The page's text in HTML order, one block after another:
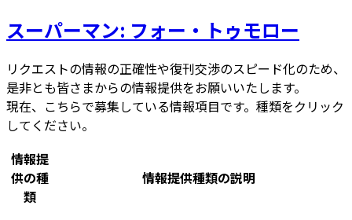
スーパーマン: フォー・トゥモロー
リクエストの情報の正確性や復刊交渉のスピード化のため、
是非とも皆さまからの情報提供をお願いいたします。
現在、こちらで募集している情報項目です。種類をクリック
してください。
情報提
供の種
類
情報提供種類の説明